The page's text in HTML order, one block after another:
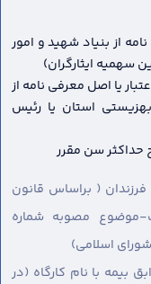
از بنیاد شهید و امور
سهمیه ایثارگران)
یا اصل معرفی نامه از
استان یا رئیس
حداکثر سن مقرر
( براساس قانون
موضوع مصوبه شماره
بیمه با نام کارگاه (در